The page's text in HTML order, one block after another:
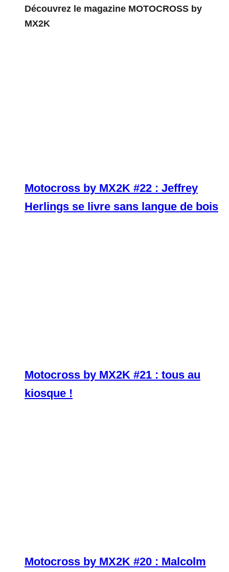
Découvrez le magazine MOTOCROSS by
MX2K
Motocross by MX2K #22 : Jeffrey
Herlings se livre sans langue de bois
Motocross by MX2K #21 : tous au
kiosque !
Motocross by MX2K #20 : Malcolm